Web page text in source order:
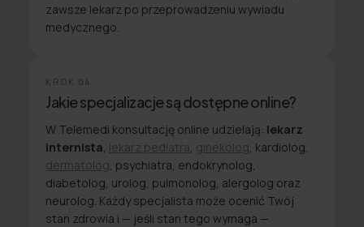
zawsze lekarz po przeprowadzeniu wywiadu
medycznego.
KROK 04
Jakie specjalizacje są dostępne online?
W Telemedi konsultację online udzielają: lekarz
internista lekarz pediatra ginekolog , kardiolog,
dermatolog , psychiatra, endokrynolog,
diabetolog, urolog, pulmonolog, alergolog oraz
neurolog. Każdy specjalista może ocenić Twój
stan zdrowia i — jeśli stan tego wymaga —